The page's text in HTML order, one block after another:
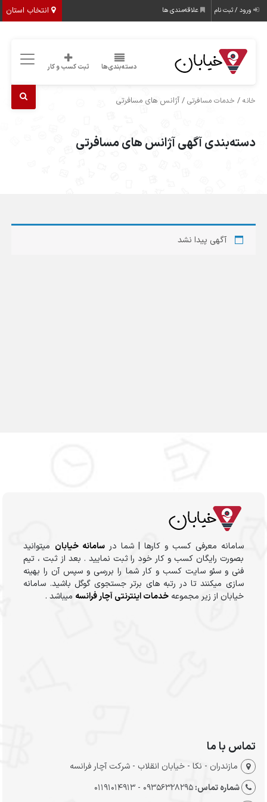
انتخاب استان ورود / ثبت نام علاقه‌مندی ها
دسته‌بندی‌ها ثبت کسب و کار
خانه / خدمات مسافرتی / آژانس های مسافرتی
دسته‌بندی آگهی آژانس های مسافرتی
آگهی پیدا نشد
سامانه معرفی کسب و کارها | شما درسامانه خیابان میتوانید
بصورت رایگان کسب و کار خود را ثبت نمایید . بعد از ثبت ، تیم
فنی و سئو سایت کسب و کار شما را بررسی و سپس آن را بهینه
سازی میکنند تا در رتبه های برتر جستجوی گوگل باشید. سامانه
خیابان از زیر مجموعهخدمات اینترنتی آچار فرانسه میباشد .
تماس با ما
مازندران - نکا - خیابان انقلاب - شرکت آچار فرانسه
شماره تماس:09356328295 - 01191014913